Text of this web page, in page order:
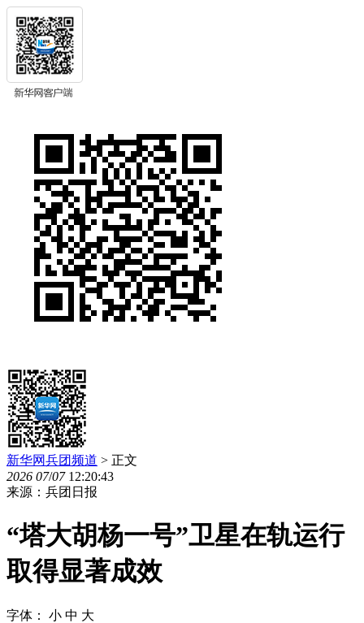
新华网兵团频道 > 正文
2026 07/07 12:20:43
来源：兵团日报
“塔大胡杨一号”卫星在轨运行
取得显著成效
字体： 小 中 大